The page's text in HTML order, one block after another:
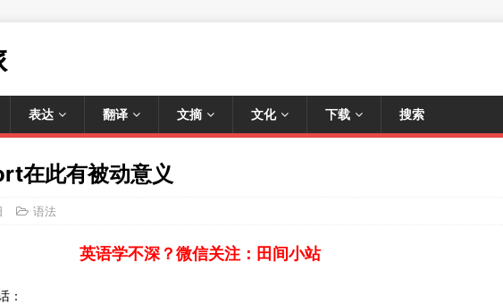
表达 翻译 文摘 文化 下载 搜索
在此有被动意义
语法
英语学不深？微信关注：田间小站
：